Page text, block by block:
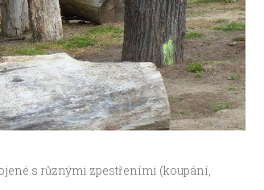
s různými zpestřeními (koupání,